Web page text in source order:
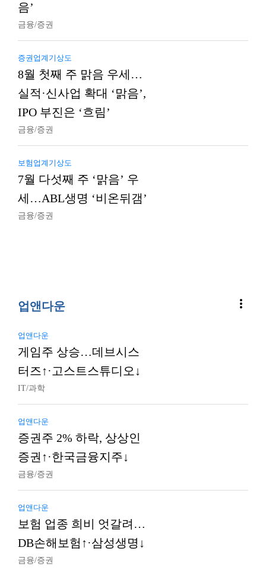
음’
금융/증권
증권업계기상도
8월 첫째 주 맑음 우세…
실적·신사업 확대 ‘맑음’,
IPO 부진은 ‘흐림’
금융/증권
보험업계기상도
7월 다섯째 주 ‘맑음’ 우
세…ABL생명 ‘비온뒤갬’
금융/증권
업앤다운 more_vert
업앤다운
게임주 상승…데브시스
터즈↑·고스트스튜디오↓
IT/과학
업앤다운
증권주 2% 하락, 상상인
증권↑·한국금융지주↓
금융/증권
업앤다운
보험 업종 희비 엇갈려…
DB손해보험↑·삼성생명↓
금융/증권